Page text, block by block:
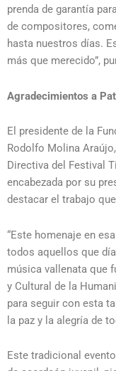
prenda de garantía
de compositores,
hasta nuestros días.
más que merecido”,
Agradecimientos a
El presidente de la
Rodolfo Molina
Directiva del Festival
encabezada por su
destacar el trabajo
“Este homenaje en
todos aquellos que
música vallenata que
y Cultural de la
para seguir con esta
la paz y la alegría de
Este tradicional